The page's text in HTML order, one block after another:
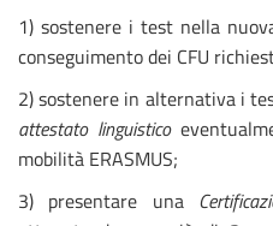
1) sostenere i test nella
conseguimento dei CFU
2) sostenere in alternativa i
attestato linguistico
mobilità ERASMUS;
3) presentare una